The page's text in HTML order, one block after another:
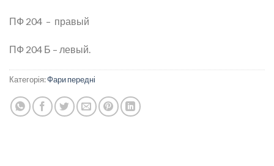
ПФ 204 – правый
ПФ 204 Б – левый.
Категорія:Фари передні